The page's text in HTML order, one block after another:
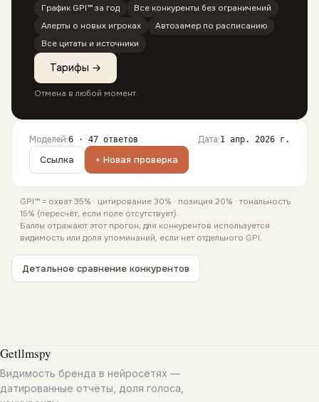
График GPI™ за год
Все конкуренты без ограничений
Алерты о новых игроках
Автозамер по расписанию
Все цитаты и источники
Тарифы →
Отмена в любой момент.
Моделей:6 · 47 ответов Дата:1 апр. 2026 г.
Ссылка + Новая проверка
GPI™ = охват 35% · цитирование 30% · позиция 20% · тональность
15% (пересчёт, если поле отсутствует).
Баллы отражают этот прогон; для конкурентов используется
видимость или доля упоминаний, если нет отдельного GPI.
Детальное сравнение конкурентов
Getllmspy
Видимость бренда в нейросетях —
датированные отчёты, доля голоса,